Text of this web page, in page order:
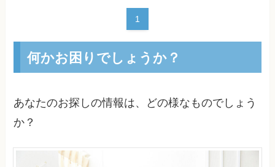
1
何かお困りでしょうか？
あなたのお探しの情報は、どの様なものでしょう
か？